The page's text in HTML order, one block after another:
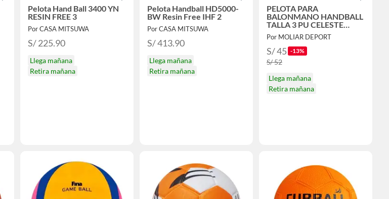
Pelota Hand Ball 3400 YN
RESIN FREE 3
Por CASA MITSUWA
S/ 225.90
Llega mañana
Retira mañana
Pelota Handball HD5000-
BW Resin Free IHF 2
Por CASA MITSUWA
S/ 413.90
Llega mañana
Retira mañana
PELOTA PARA
BALONMANO HANDBALL
TALLA 3 PU CELESTE
AZUL
Por MOLIAR DEPORT
S/ 45 -13%
S/ 52
Llega mañana
Retira mañana